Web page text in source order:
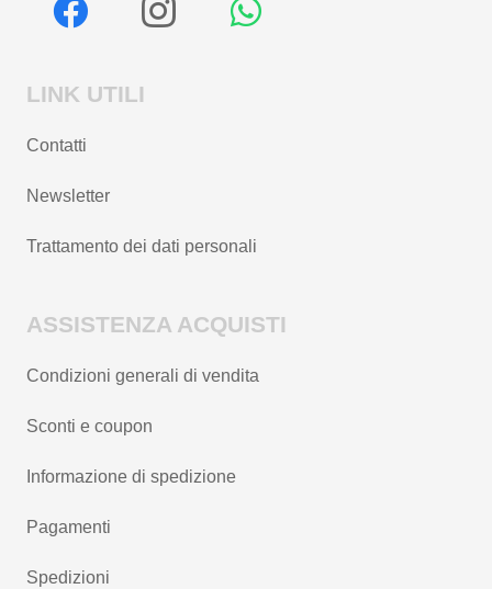
LINK UTILI
Contatti
Newsletter
Trattamento dei dati personali
ASSISTENZA ACQUISTI
Condizioni generali di vendita
Sconti e coupon
Informazione di spedizione
Pagamenti
Spedizioni